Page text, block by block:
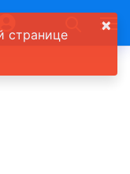
×
странице